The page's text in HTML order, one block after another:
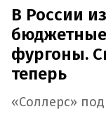
В России
фургоны.
теперь
«Соллерс»